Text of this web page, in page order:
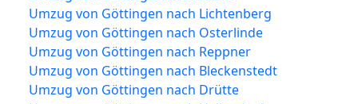
Umzug von Göttingen nach Lichtenberg
Umzug von Göttingen nach Osterlinde
Umzug von Göttingen nach Reppner
Umzug von Göttingen nach Bleckenstedt
Umzug von Göttingen nach Drütte